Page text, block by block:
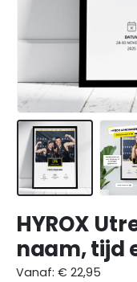
HYROX
naam, tijd
Vanaf: € 22,95